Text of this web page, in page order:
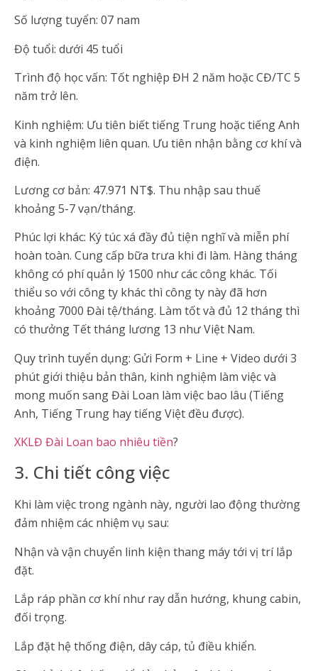
Số lượng tuyển: 07 nam
Độ tuổi: dưới 45 tuổi
Trình độ học vấn: Tốt nghiệp ĐH 2 năm hoặc CĐ/TC 5
năm trở lên.
Kinh nghiệm: Ưu tiên biết tiếng Trung hoặc tiếng Anh
và kinh nghiệm liên quan. Ưu tiên nhận bằng cơ khí và
điện.
Lương cơ bản: 47.971 NT$. Thu nhập sau thuế
khoảng 5-7 vạn/tháng.
Phúc lợi khác: Ký túc xá đầy đủ tiện nghĩ và miễn phí
hoàn toàn. Cung cấp bữa trưa khi đi làm. Hàng tháng
không có phí quản lý 1500 như các công khác. Tối
thiểu so với công ty khác thì công ty này đã hơn
khoảng 7000 Đài tệ/tháng. Làm tốt và đủ 12 tháng thì
có thưởng Tết tháng lương 13 như Việt Nam.
Quy trình tuyển dụng: Gửi Form + Line + Video dưới 3
phút giới thiệu bản thân, kinh nghiệm làm việc và
mong muốn sang Đài Loan làm việc bao lâu (Tiếng
Anh, Tiếng Trung hay tiếng Việt đều được).
XKLĐ Đài Loan bao nhiêu tiền?
3. Chi tiết công việc
Khi làm việc trong ngành này, người lao động thường
đảm nhiệm các nhiệm vụ sau:
Nhận và vận chuyển linh kiện thang máy tới vị trí lắp
đặt.
Lắp ráp phần cơ khí như ray dẫn hướng, khung cabin,
đối trọng.
Lắp đặt hệ thống điện, dây cáp, tủ điều khiển.